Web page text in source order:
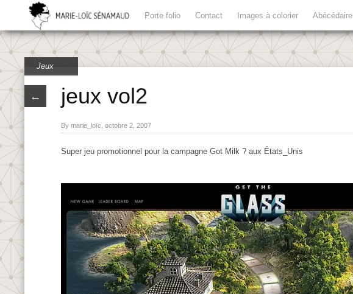
Porte folio Contact Images à colorier Abécédaire
←
Jeux
jeux vol2
By marie_loïc, octobre 2, 2007
Super jeu promotionnel pour la campagne Got Milk ? aux États_Unis